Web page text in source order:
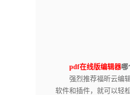
pdf在线版编辑器哪
强烈推荐福昕云编辑
软件和插件，就可以轻